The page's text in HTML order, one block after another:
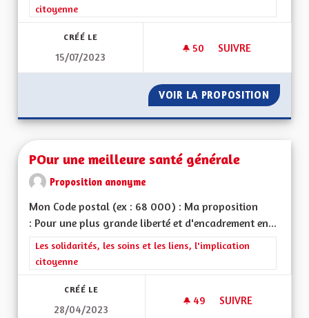
citoyenne
CRÉÉ LE
15/07/2023
50 50 ABONNÉS
SUIVRE
VOIR LA PROPOSITION POUR
POur une meilleure santé générale
Proposition anonyme
Mon Code postal (ex : 68 000) : Ma proposition
: Pour une plus grande liberté et d'encadrement en...
Filtrer les résultats de la catégorie : Les solidarités, les soins
Les solidarités, les soins et les liens, l'implication
citoyenne
CRÉÉ LE
28/04/2023
49 49 ABONNÉS
SUIVRE